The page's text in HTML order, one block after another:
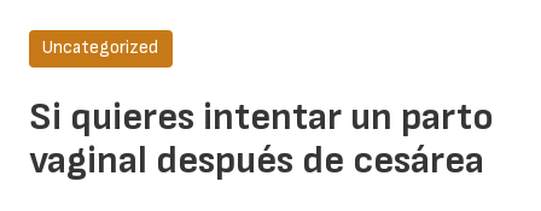
Si quieres intentar un parto
vaginal después de cesárea
Uncategorized